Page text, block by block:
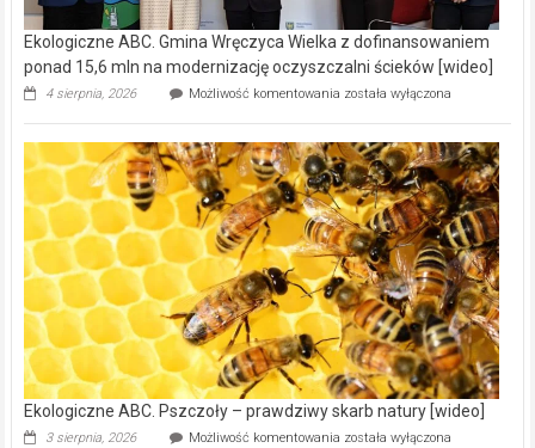
Ekologiczne ABC. Gmina Wręczyca Wielka z dofinansowaniem
ponad 15,6 mln na modernizację oczyszczalni ścieków [wideo]
4 sierpnia, 2026 Możliwość komentowania Ekologiczne
Wręczyca
Wielka
z
dofinansowaniem
ponad
15,6
mln
na
modernizację
oczyszczalni
ścieków
[wideo]
została wyłączona
Ekologiczne ABC. Pszczoły – prawdziwy skarb natury [wideo]
3 sierpnia, 2026 Możliwość komentowania Ekologiczne
została wyłączona